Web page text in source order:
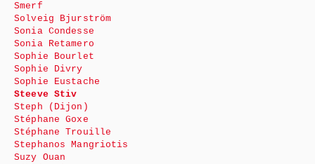
Smerf
Solveig Bjurström
Sonia Condesse
Sonia Retamero
Sophie Bourlet
Sophie Divry
Sophie Eustache
Steeve Stiv
Steph (Dijon)
Stéphane Goxe
Stéphane Trouille
Stephanos Mangriotis
Suzy Ouan